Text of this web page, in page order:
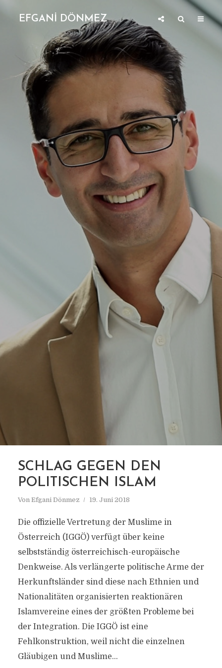
EFGANİ DÖNMEZ
ISLAMGESETZ 2015
SCHLAG GEGEN DEN
POLITISCHEN ISLAM
Von Efgani Dönmez 19. Juni 2018
Die offizielle Vertretung der Muslime in
Österreich (IGGÖ) verfügt über keine
selbstständig österreichisch-europäische
Denkweise. Als verlängerte politische Arme der
Herkunftsländer sind diese nach Ethnien und
Nationalitäten organisierten reaktionären
Islamvereine eines der größten Probleme bei
der Integration. Die IGGÖ ist eine
Fehlkonstruktion, weil nicht die einzelnen
Gläubigen und Muslime...